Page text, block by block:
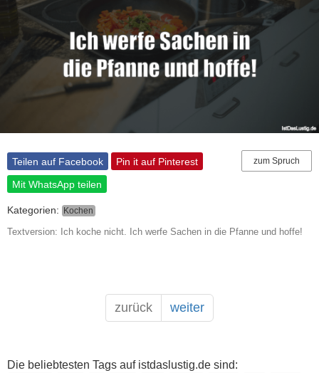
zum Spruch
Teilen auf Facebook
Pin it auf Pinterest
Mit WhatsApp teilen
Kategorien: Kochen
Textversion: Ich koche nicht. Ich werfe Sachen in die Pfanne und hoffe!
zurück weiter
Die beliebtesten Tags auf istdaslustig.de sind: